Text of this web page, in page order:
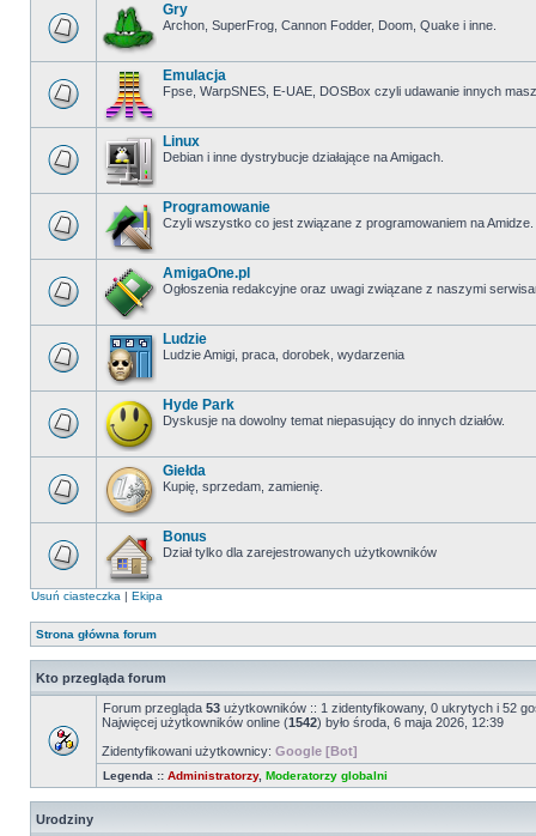
Gry
Archon, SuperFrog, Cannon Fodder, Doom, Quake i inne.
Emulacja
Fpse, WarpSNES, E-UAE, DOSBox czyli udawanie innych
Linux
Debian i inne dystrybucje działające na Amigach.
Programowanie
Czyli wszystko co jest związane z programowaniem na Amidze.
AmigaOne.pl
Ogłoszenia redakcyjne oraz uwagi związane z naszymi
Ludzie
Ludzie Amigi, praca, dorobek, wydarzenia
Hyde Park
Dyskusje na dowolny temat niepasujący do innych działów.
Giełda
Kupię, sprzedam, zamienię.
Bonus
Dział tylko dla zarejestrowanych użytkowników
Usuń ciasteczka | Ekipa
Strona główna forum
Kto przegląda forum
Forum przegląda 53 użytkowników :: 1 zidentyfikowany, 0 ukrytych i 52
Najwięcej użytkowników online (1542) było środa, 6 maja 2026, 12:39
Zidentyfikowani użytkownicy: Google [Bot]
Legenda :: Administratorzy, Moderatorzy globalni
Urodziny